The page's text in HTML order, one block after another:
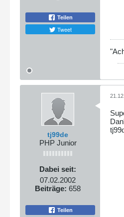
Teilen
Tweet
tj99de
PHP Junior
Dabei seit:
07.02.2002
Beiträge: 658
Teilen